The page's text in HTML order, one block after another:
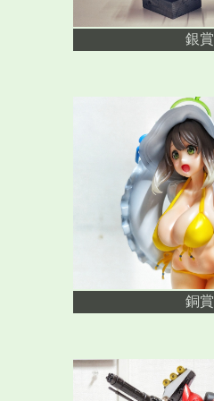
銀賞
銅賞